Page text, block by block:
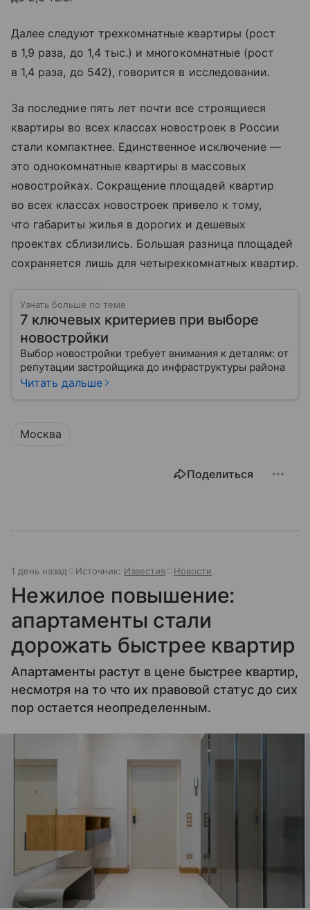
Далее следуют трехкомнатные квартиры (рост
в 1,9 раза, до 1,4 тыс.) и многокомнатные (рост
в 1,4 раза, до 542), говорится в исследовании.
За последние пять лет почти все строящиеся
квартиры во всех классах новостроек в России
стали компактнее. Единственное исключение —
это однокомнатные квартиры в массовых
новостройках. Сокращение площадей квартир
во всех классах новостроек привело к тому,
что габариты жилья в дорогих и дешевых
проектах сблизились. Большая разница площадей
сохраняется лишь для четырехкомнатных квартир.
Узнать больше по теме
7 ключевых критериев при выборе
новостройки
Выбор новостройки требует внимания к деталям: от
репутации застройщика до инфраструктуры района
Читать дальше
Москва
Поделиться
1 день назад Источник: Известия Новости
Нежилое повышение:
апартаменты стали
дорожать быстрее квартир
Апартаменты растут в цене быстрее квартир,
несмотря на то что их правовой статус до сих
пор остается неопределенным.